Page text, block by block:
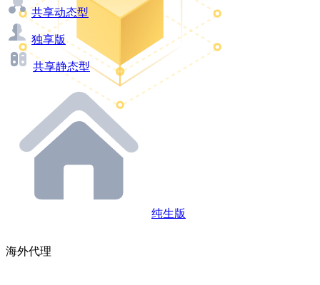
共享动态型
独享版
共享静态型
纯生版
海外代理